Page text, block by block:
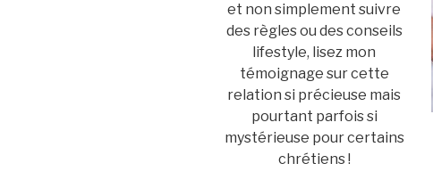
et non simplement suivre
des règles ou des conseils
lifestyle, lisez mon
témoignage sur cette
relation si précieuse mais
pourtant parfois si
mystérieuse pour certains
chrétiens !